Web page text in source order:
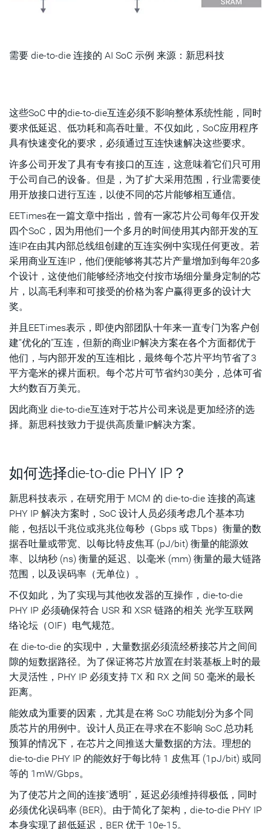
需要 die-to-die 连接的 AI SoC 示例 来源：新思科技
这些SoC 中的die-to-die互连必须不影响整体系统性能，同时
要求低延迟、低功耗和高吞吐量。不仅如此，SoC应用程序
具有快速变化的要求，必须通过互连快速解决这些要求。
许多公司开发了具有专有接口的互连，这意味着它们只可用
于公司自己的设备。但是，为了扩大采用范围，行业需要使
用开放接口进行互连，以使不同的芯片能够相互通信。
EETimes在一篇文章中指出，曾有一家芯片公司每年仅开发
四个SoC，因为用他们一个多月的时间使用其内部开发的互
连IP在由其内部总线组创建的互连实例中实现任何更改。若
采用商业互连IP，他们便能够将其芯片产量增加到每年20多
个设计，这使他们能够经济地交付按市场细分量身定制的芯
片，以高毛利率和可接受的价格为客户赢得更多的设计大
奖。
并且EETimes表示，即使内部团队十年来一直专门为客户创
建“优化的”互连，但新的商业IP解决方案在各个方面都优于
他们，与内部开发的互连相比，最终每个芯片平均节省了3
平方毫米的裸片面积。每个芯片可节省约30美分，总体可省
大约数百万美元。
因此商业 die-to-die互连对于芯片公司来说是更加经济的选
择。新思科技致力于提供高质量IP解决方案。
如何选择die-to-die PHY IP？
新思科技表示，在研究用于 MCM 的 die-to-die 连接的高速
PHY IP 解决方案时，SoC 设计人员必须考虑几个基本功
能，包括以千兆位或兆兆位每秒（Gbps 或 Tbps）衡量的数
据吞吐量或带宽、以每比特皮焦耳 (pJ/bit) 衡量的能源效
率、以纳秒 (ns) 衡量的延迟、以毫米 (mm) 衡量的最大链路
范围，以及误码率（无单位）。
不仅如此，为了实现与其他收发器的互操作，die-to-die
PHY IP 必须确保符合 USR 和 XSR 链路的相关 光学互联网
络论坛（OIF）电气规范。
在 die-to-die 的实现中，大量数据必须流经桥接芯片之间间
隙的短数据路径。为了保证将芯片放置在封装基板上时的最
大灵活性，PHY IP 必须支持 TX 和 RX 之间 50 毫米的最长
距离。
能效成为重要的因素，尤其是在将 SoC 功能划分为多个同
质芯片的用例中。设计人员正在寻求在不影响 SoC 总功耗
预算的情况下，在芯片之间推送大量数据的方法。理想的
die-to-die PHY IP 的能效好于每比特 1 皮焦耳 (1pJ/bit) 或同
等的 1mW/Gbps。
为了使芯片之间的连接“透明”，延迟必须维持得极低，同时
必须优化误码率 (BER)。由于简化了架构，die-to-die PHY IP
本身实现了超低延迟，BER 优于 10e-15。